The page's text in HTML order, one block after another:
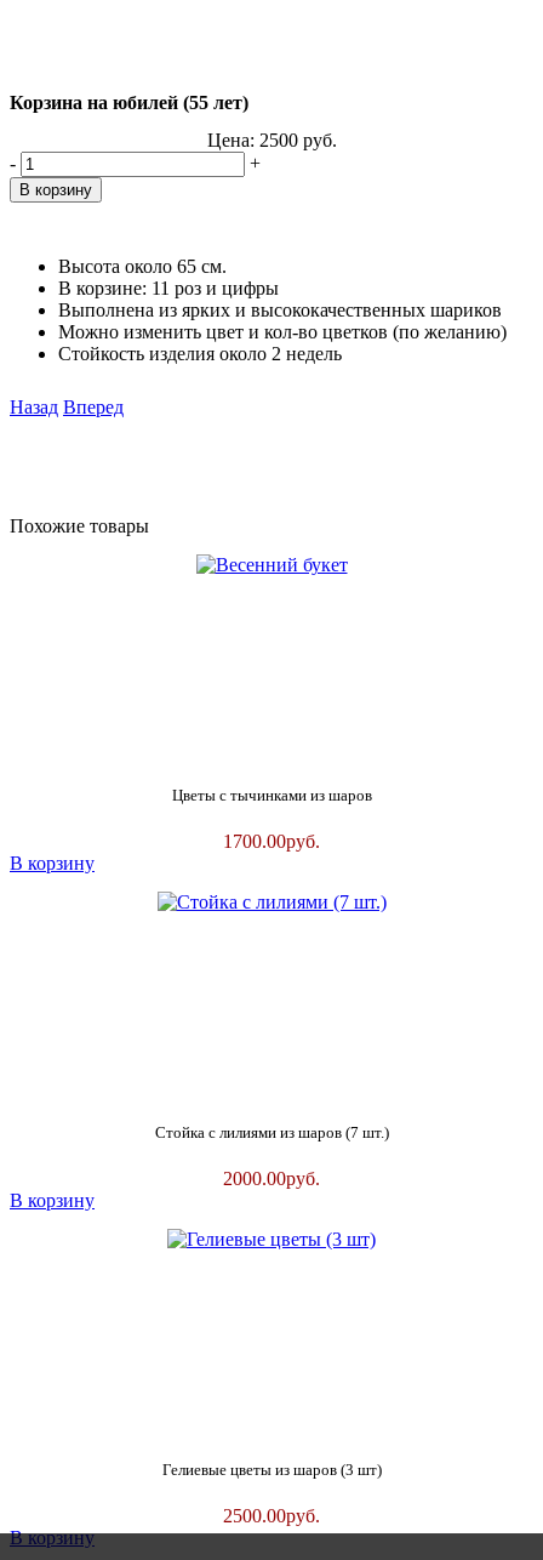
Корзина на юбилей (55 лет)
Цена: 2500 руб.
-
+
Высота около 65 см.
В корзине: 11 роз и цифры
Выполнена из ярких и высококачественных шариков
Можно изменить цвет и кол-во цветков (по желанию)
Стойкость изделия около 2 недель
Назад Вперед
Похожие товары
Цветы с тычинками из шаров
1700.00руб.
В корзину
Стойка с лилиями из шаров (7 шт.)
2000.00руб.
В корзину
Гелиевые цветы из шаров (3 шт)
2500.00руб.
В корзину